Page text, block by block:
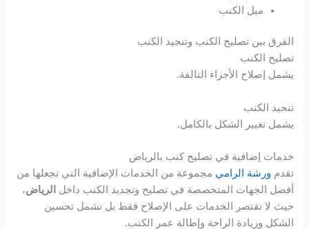
ميل الكنب
الفرق بين تصليح الكنب وتنجيد الكنب
تصليح الكنب
يشمل إصلاح الأجزاء التالفة.
تنجيد الكنب
يشمل تغيير الشكل بالكامل.
خدمات إضافية في تصليح كنب بالرياض
تقدم ورشة الرامي مجموعة من الخدمات الإضافية التي تجعلها من
أفضل الجهات المتخصصة في تصليح وتجديد الكنب داخل
الرياض،
حيث لا تقتصر الخدمات على الإصلاح فقط بل تشمل تحسين
الشكل وزيادة الراحة وإطالة عمر الكنب.